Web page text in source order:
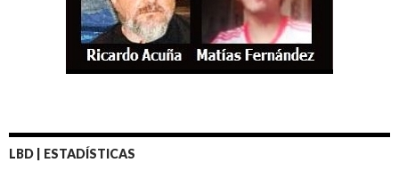
LBD | ESTADÍSTICAS